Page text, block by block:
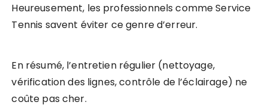
Heureusement, les professionnels comme Service
Tennis savent éviter ce genre d’erreur.
En résumé, l’entretien régulier (nettoyage,
vérification des lignes, contrôle de l’éclairage) ne
coûte pas cher.